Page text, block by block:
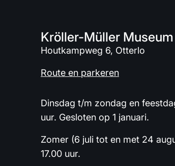
Kröller-Müller Museum
Houtkampweg 6, Otterlo
Route en parkeren
Dinsdag t/m zondag en
uur. Gesloten op 1 januari.
Zomer (6 juli tot en met 24
17.00 uur.